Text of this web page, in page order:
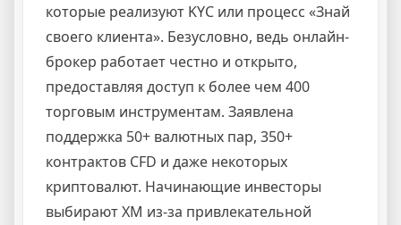
которые реализуют KYC или процесс «Знай
своего клиента». Безусловно, ведь онлайн-
брокер работает честно и открыто,
предоставляя доступ к более чем 400
торговым инструментам. Заявлена
поддержка 50+ валютных пар, 350+
контрактов CFD и даже некоторых
криптовалют. Начинающие инвесторы
выбирают ХМ из-за привлекательной